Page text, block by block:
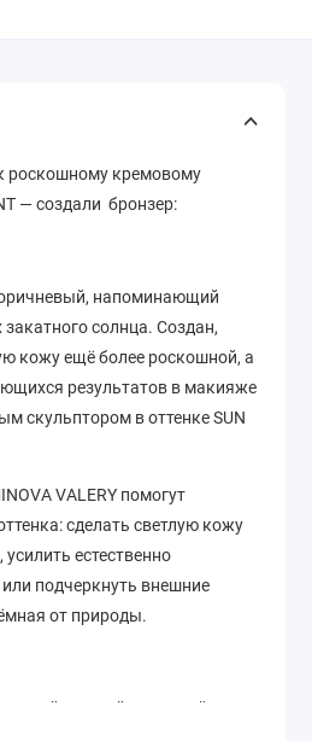
роскошному кремовому
— создали бронзер:
напоминающий
солнца. Создан,
кожу ещё более роскошной, а
результатов в макияже
скульптором в оттенке SUN
VALERY помогут
сделать светлую кожу
естественно
подчеркнуть внешние
от природы.
светлой и смуглой кожи;